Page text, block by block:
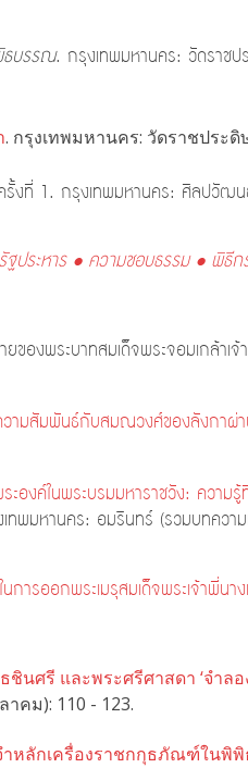
ธบรรณ. กรุงเทพมหานคร: วัดราชป
. กรุงเทพมหานคร: วัดราชประ
งที่ 1. กรุงเทพมหานคร: ศิลปวัฒน
ฐประหาร • ความชอบธรรม • พิธี
งพระบาทสมเด็จพระจอมเกล้าเจ้
ามสัมพันธ์กับสมณวงศ์ของลังกาผ่
ะองค์ในพระบรมมหาราชวัง: ความ
พมหานคร: อมรินทร์ (รวมบทความ
การออกพระเมรุสมเด็จพระเจ้าพี่น
นศรี และพระศรีศาสดา ‘จำล
าคม): 110 - 123.
ำหลักเครื่องราชกกุธภัณฑ์ใน